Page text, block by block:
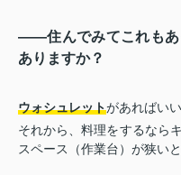
――住んでみてこれもあ
ありますか？
ウォシュレットがあればい
それから、料理をするなら
スペース（作業台）が狭い